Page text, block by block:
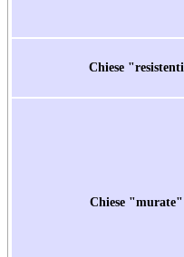
Chiese "resistenti
Chiese "murate"